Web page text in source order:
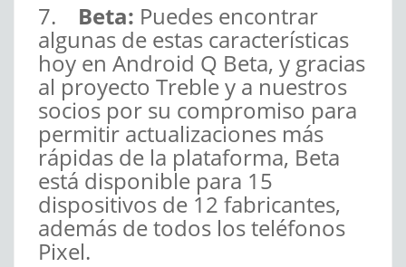
7. Beta: Puedes encontrar
algunas de estas características
hoy en Android Q Beta, y gracias
al proyecto Treble y a nuestros
socios por su compromiso para
permitir actualizaciones más
rápidas de la plataforma, Beta
está disponible para 15
dispositivos de 12 fabricantes,
además de todos los teléfonos
Pixel.